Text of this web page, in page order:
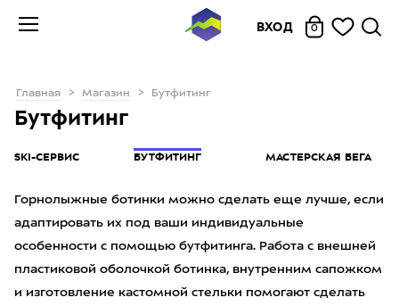
ВХОД 0
Главная Магазин Бутфитинг
Бутфитинг
SKI-СЕРВИС БУТФИТИНГ МАСТЕРСКАЯ БЕГА
Горнолыжные ботинки можно сделать еще лучше, если
адаптировать их под ваши индивидуальные
особенности с помощью бутфитинга. Работа с внешней
пластиковой оболочкой ботинка, внутренним сапожком
и изготовление кастомной стельки помогают сделать